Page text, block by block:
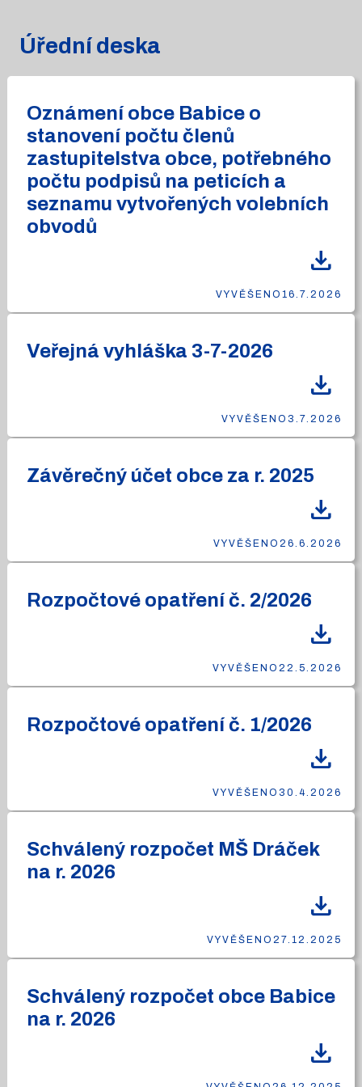
Úřední deska
Oznámení obce Babice o
stanovení počtu členů
zastupitelstva obce, potřebného
počtu podpisů na peticích a
seznamu vytvořených volebních
obvodů
download
VYVĚŠENO 16.7.2026
Veřejná vyhláška 3-7-2026
download
VYVĚŠENO 3.7.2026
Závěrečný účet obce za r. 2025
download
VYVĚŠENO 26.6.2026
Rozpočtové opatření č. 2/2026
download
VYVĚŠENO 22.5.2026
Rozpočtové opatření č. 1/2026
download
VYVĚŠENO 30.4.2026
Schválený rozpočet MŠ Dráček
na r. 2026
download
VYVĚŠENO 27.12.2025
Schválený rozpočet obce Babice
na r. 2026
download